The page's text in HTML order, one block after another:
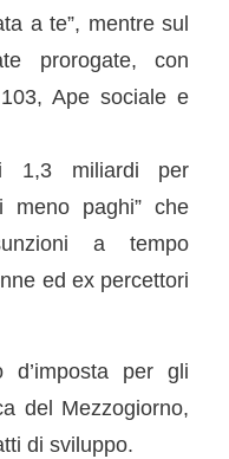
a te”, mentre sul
prorogate, con
Ape sociale e
1,3 miliardi per
meno paghi” che
a tempo
ed ex percettori
d’imposta per gli
del Mezzogiorno,
di sviluppo.